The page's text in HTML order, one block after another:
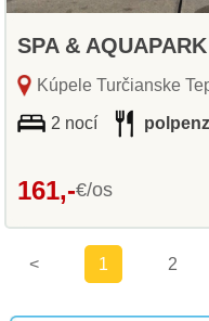
SPA &
Kúpele Turčianske
2 nocí
161,-€/os
< 1 2